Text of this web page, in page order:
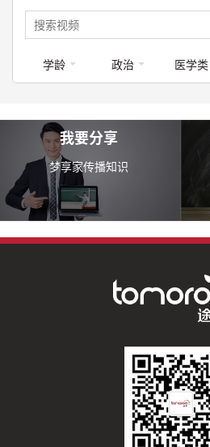
学龄 政治 医学类
我要分享
梦享家传播知识